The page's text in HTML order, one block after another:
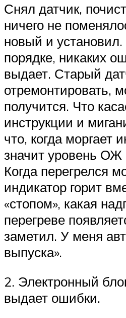
Снял датчик,
ничего не
новый и
порядке, никаких
выдает. Старый
отремонтировать,
получится. Что
инструкции и
что, когда моргает
значит уровень ОЖ
Когда перегрелся
индикатор горит
«стопом», какая
перегреве
заметил. У меня
выпуска».
2. Электронный
выдает ошибки.